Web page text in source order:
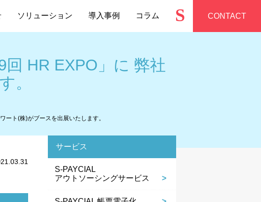
ソリューション 導入事例 コラム S CONTACT
HR EXPO」に 弊社
。
ト(株)がブースを出展いたします。
サービス
S-PAYCIAL
アウトソーシングサービス